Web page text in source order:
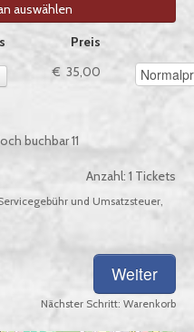
auswählen
sofern verfügbar
Preis
1 – Für die Auswahl sind
€ 35,00
buchbar11
Anzahl: 1 Tickets
und Umsatzsteuer,
Nächster Schritt: Warenkorb